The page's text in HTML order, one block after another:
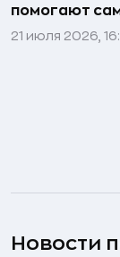
помогают
21 июля 2026,
Новости